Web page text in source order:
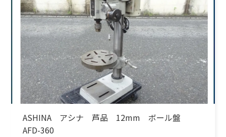
ASHINA アシナ 芦品 12mm ボール盤
AFD-360